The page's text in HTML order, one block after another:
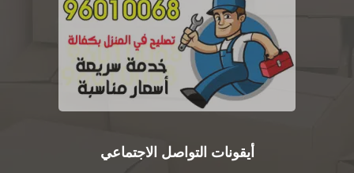
أيقونات التواصل الاجتماعي